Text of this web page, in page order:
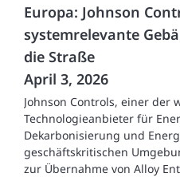
Europa: Johnson Controls bringt
systemrelevante
die Straße
April 3, 2026
Johnson Controls, einer der
Technologieanbieter für
Dekarbonisierung und
geschäftskritischen
zur Übernahme von Alloy